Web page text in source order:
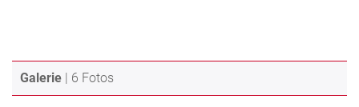
Galerie | 6 Fotos